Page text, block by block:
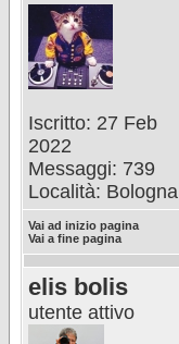
Iscritto: 27 Feb
2022
Messaggi: 739
Località: Bologna
Vai ad inizio pagina
Vai a fine pagina
elis bolis
utente attivo